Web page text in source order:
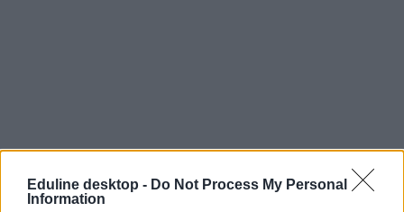
Eduline desktop - Do Not Process My Personal
Information